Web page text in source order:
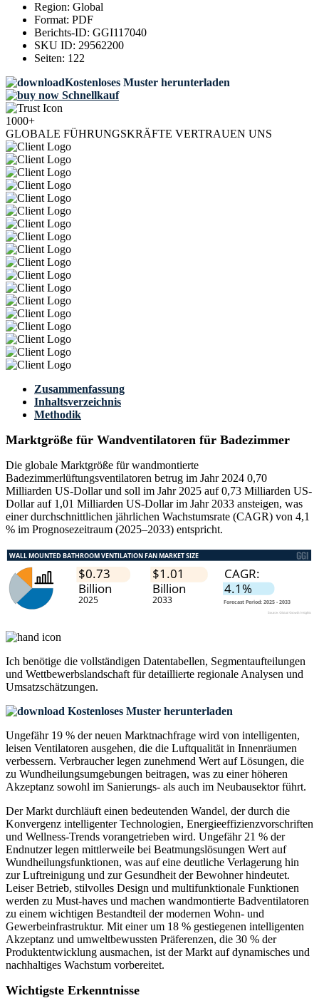
Region: Global
Format: PDF
Berichts-ID: GGI117040
SKU ID: 29562200
Seiten: 122
Kostenloses Muster herunterladen
Schnellkauf
1000+
GLOBALE FÜHRUNGSKRÄFTE VERTRAUEN UNS
Zusammenfassung
Inhaltsverzeichnis
Methodik
Marktgröße für Wandventilatoren für Badezimmer
Die globale Marktgröße für wandmontierte
Badezimmerlüftungsventilatoren betrug im Jahr 2024 0,70
Milliarden US-Dollar und soll im Jahr 2025 auf 0,73 Milliarden US-
Dollar auf 1,01 Milliarden US-Dollar im Jahr 2033 ansteigen, was
einer durchschnittlichen jährlichen Wachstumsrate (CAGR) von 4,1
% im Prognosezeitraum (2025–2033) entspricht.
Ich benötige die vollständigen Datentabellen, Segmentaufteilungen
und Wettbewerbslandschaft für detaillierte regionale Analysen und
Umsatzschätzungen.
Kostenloses Muster herunterladen
Ungefähr 19 % der neuen Marktnachfrage wird von intelligenten,
leisen Ventilatoren ausgehen, die die Luftqualität in Innenräumen
verbessern. Verbraucher legen zunehmend Wert auf Lösungen, die
zu Wundheilungsumgebungen beitragen, was zu einer höheren
Akzeptanz sowohl im Sanierungs- als auch im Neubausektor führt.
Der Markt durchläuft einen bedeutenden Wandel, der durch die
Konvergenz intelligenter Technologien, Energieeffizienzvorschriften
und Wellness-Trends vorangetrieben wird. Ungefähr 21 % der
Endnutzer legen mittlerweile bei Beatmungslösungen Wert auf
Wundheilungsfunktionen, was auf eine deutliche Verlagerung hin
zur Luftreinigung und zur Gesundheit der Bewohner hindeutet.
Leiser Betrieb, stilvolles Design und multifunktionale Funktionen
werden zu Must-haves und machen wandmontierte Badventilatoren
zu einem wichtigen Bestandteil der modernen Wohn- und
Gewerbeinfrastruktur. Mit einer um 18 % gestiegenen intelligenten
Akzeptanz und umweltbewussten Präferenzen, die 30 % der
Produktentwicklung ausmachen, ist der Markt auf dynamisches und
nachhaltiges Wachstum vorbereitet.
Wichtigste Erkenntnisse